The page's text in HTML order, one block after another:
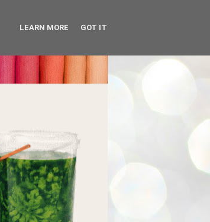
LEARN MORE GOT IT